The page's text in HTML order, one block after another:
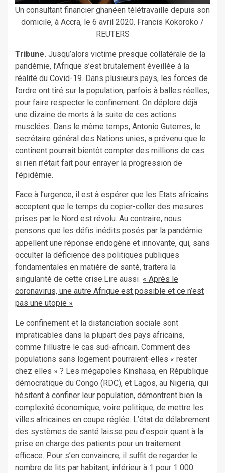
Un consultant financier ghanéen télétravaille depuis son
domicile, à Accra, le 6 avril 2020. Francis Kokoroko /
REUTERS
Tribune. Jusqu’alors victime presque collatérale de la
pandémie, l’Afrique s’est brutalement éveillée à la
réalité du Covid-19. Dans plusieurs pays, les forces de
l’ordre ont tiré sur la population, parfois à balles réelles,
pour faire respecter le confinement. On déplore déjà
une dizaine de morts à la suite de ces actions
musclées. Dans le même temps, Antonio Guterres, le
secrétaire général des Nations unies, a prévenu que le
continent pourrait bientôt compter des millions de cas
si rien n’était fait pour enrayer la progression de
l’épidémie.
Face à l’urgence, il est à espérer que les Etats africains
acceptent que le temps du copier-coller des mesures
prises par le Nord est révolu. Au contraire, nous
pensons que les défis inédits posés par la pandémie
appellent une réponse endogène et innovante, qui, sans
occulter la déficience des politiques publiques
fondamentales en matière de santé, traitera la
singularité de cette crise.Lire aussi « Après le
coronavirus, une autre Afrique est possible et ce n’est
pas une utopie »
Le confinement et la distanciation sociale sont
impraticables dans la plupart des pays africains,
comme l’illustre le cas sud-africain. Comment des
populations sans logement pourraient-elles « rester
chez elles » ? Les mégapoles Kinshasa, en République
démocratique du Congo (RDC), et Lagos, au Nigeria, qui
hésitent à confiner leur population, démontrent bien la
complexité économique, voire politique, de mettre les
villes africaines en coupe réglée. L’état de délabrement
des systèmes de santé laisse peu d’espoir quant à la
prise en charge des patients pour un traitement
efficace. Pour s’en convaincre, il suffit de regarder le
nombre de lits par habitant, inférieur à 1 pour 1 000